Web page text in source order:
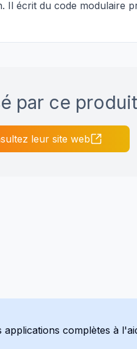
écrit du code modulaire
par ce
leur site web
complètes à